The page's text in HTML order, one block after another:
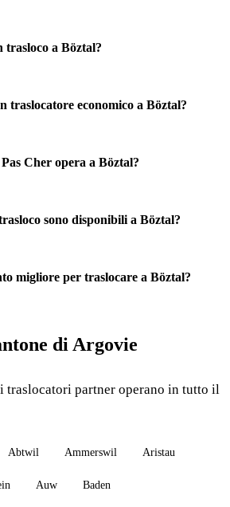
trasloco a Böztal?
traslocatore economico a Böztal?
Cher opera a Böztal?
sono disponibili a Böztal?
migliore per traslocare a Böztal?
di Argovie
traslocatori partner operano in tutto il
Abtwil Ammerswil Aristau
Auw Baden